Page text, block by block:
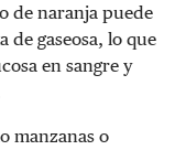
de naranja puede
de gaseosa, lo que
en sangre y
manzanas o